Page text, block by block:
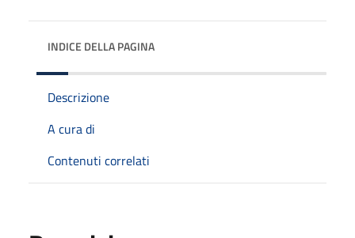
INDICE DELLA PAGINA
Descrizione
A cura di
Contenuti correlati